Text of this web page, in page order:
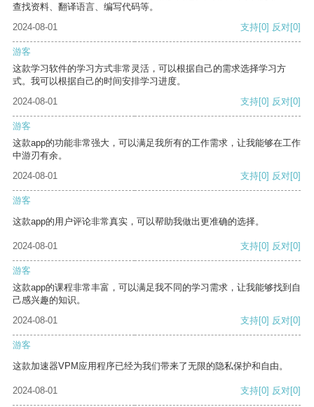
查找资料、翻译语言、编写代码等。
2024-08-01
支持[0] 反对[0]
游客
这款学习软件的学习方式非常灵活，可以根据自己的需求选择学习方
式。我可以根据自己的时间安排学习进度。
2024-08-01
支持[0] 反对[0]
游客
这款app的功能非常强大，可以满足我所有的工作需求，让我能够在工作
中游刃有余。
2024-08-01
支持[0] 反对[0]
游客
这款app的用户评论非常真实，可以帮助我做出更准确的选择。
2024-08-01 支持[0] 反对[0]
游客
这款app的课程非常丰富，可以满足我不同的学习需求，让我能够找到自
己感兴趣的知识。
2024-08-01
支持[0] 反对[0]
游客
这款加速器VPM应用程序已经为我们带来了无限的隐私保护和自由。
2024-08-01 支持[0] 反对[0]